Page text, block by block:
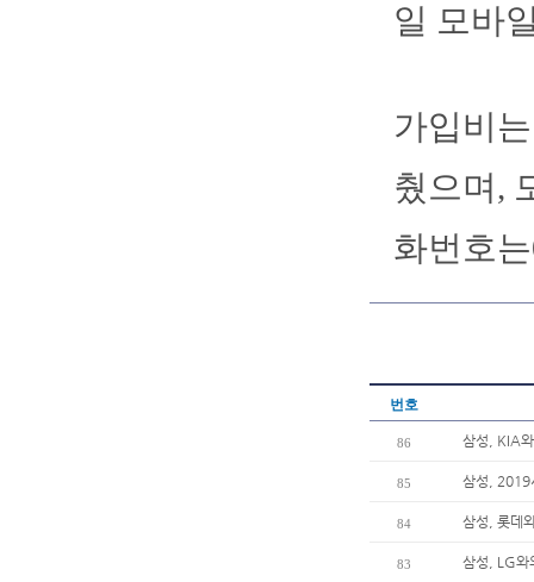
일 모바
가입비
췄으며,
화번호
번호
86 삼성, KIA
85 삼성, 2019
84 삼성, 롯데
83 삼성, LG와